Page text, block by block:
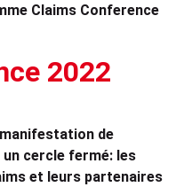
Claims Conference
2022
de
cercle fermé: les
et leurs partenaires